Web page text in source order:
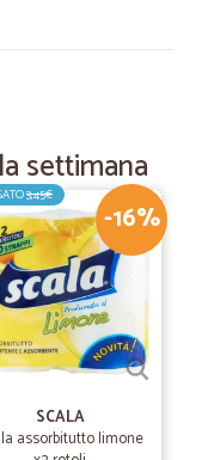
prefettamente
puntuale.
settimana
-16%
3,45€
SCALA
assorbitutto limone